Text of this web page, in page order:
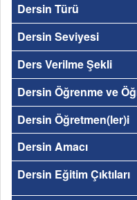
Dersin Türü
Dersin Seviyesi
Ders Verilme Şekli
Dersin Öğrenme ve
Dersin Öğretmen(ler)i
Dersin Amacı
Dersin Eğitim Çıktıları